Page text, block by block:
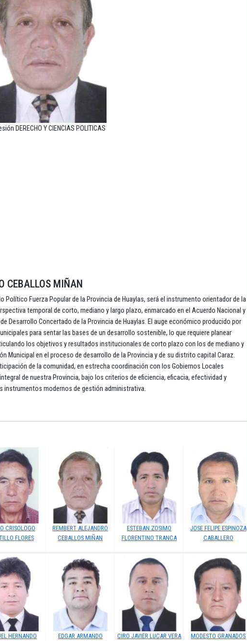
DERECHO Y CIENCIAS POLITICAS
CEBALLOS MIÑAN
Político Fuerza Popular de la Provincia de Huaylas, será el instrumento orientador de la
temporal de corto, mediano y largo plazo, enmarcado en el Acuerdo Nacional y
Desarrollo Concertado de la Provincia de Huaylas. El auge económico producido por
para sentar las bases de un desarrollo sostenible, lo que requiere planear
los objetivos y resultados institucionales de corto plazo con los de mediano y
Municipal en el proceso de desarrollo de la Provincia y de su distrito capital Caraz.
de la comunidad, en estrecha coordinación con los Gobiernos Locales
de nuestra Provincia, bajo los criterios de eficiencia, eficacia, efectividad y
instrumentos modernos de gestión administrativa.
CRISOLOGO
FLORES
REMBERT ALEJANDRO
CEBALLOS MIÑAN
ESTEBAN ZOSIMO
FLORENTINO TRANCA
JOSE FELIPE ESPINOZA
CABALLERO
HERNANDO
EDGAR ARMANDO
CIRO JAVIER LUCAR VERA
MODESTO GRANADOS